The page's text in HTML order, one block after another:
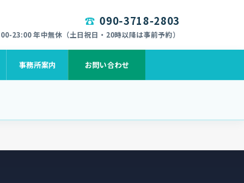
090-3718-2803
23:00 年中無休（土日祝日・20時以降は事前予約）
事務所案内 お問い合わせ